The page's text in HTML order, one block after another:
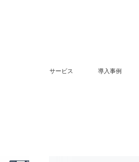
サービス 導入事例